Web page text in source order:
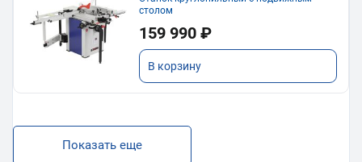
столом
159 990 ₽
В корзину
Показать еще